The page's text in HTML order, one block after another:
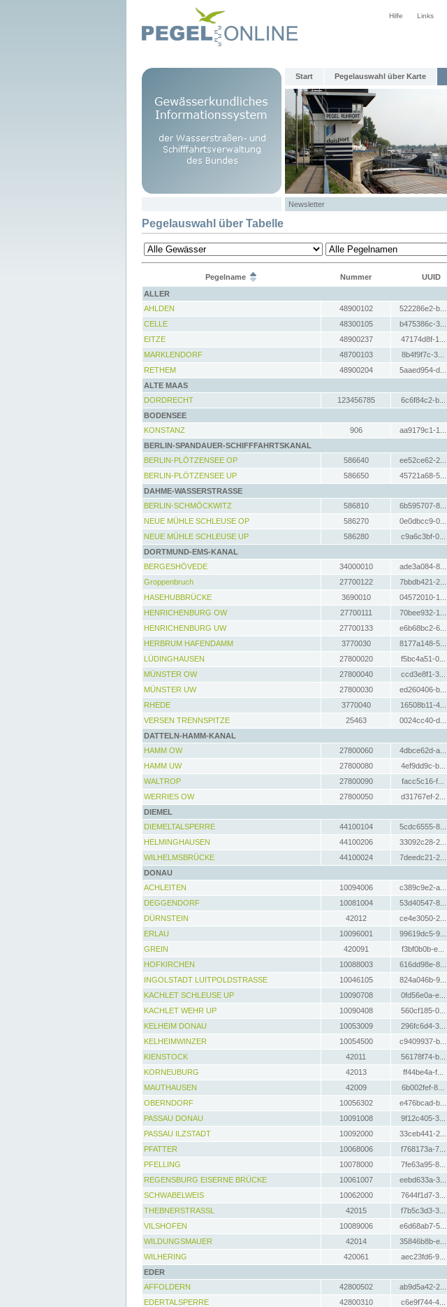
Hilfe Links
Start Pegelauswahl über Karte
Newsletter
Pegelauswahl über Tabelle
Pegelname Nummer UUID
ALLER
AHLDEN
48900102 522286e2-b...
CELLE
48300105 b475386c-3...
EITZE
48900237 47174d8f-1...
MARKLENDORF
48700103 8b4f9f7c-3...
RETHEM
48900204 5aaed954-d...
ALTE MAAS
DORDRECHT
123456785 6c6f84c2-b...
BODENSEE
KONSTANZ
906 aa9179c1-1...
BERLIN-SPANDAUER-SCHIFFFAHRTSKANAL
BERLIN-PLÖTZENSEE OP
586640 ee52ce62-2...
BERLIN-PLÖTZENSEE UP
586650 45721a68-5...
DAHME-WASSERSTRASSE
BERLIN-SCHMÖCKWITZ
586810 6b595707-8...
NEUE MÜHLE SCHLEUSE OP
586270 0e0dbcc9-0...
NEUE MÜHLE SCHLEUSE UP
586280 c9a6c3bf-0...
DORTMUND-EMS-KANAL
BERGESHÖVEDE
34000010 ade3a084-8...
Groppenbruch
27700122 7bbdb421-2...
HASEHUBBRÜCKE
3690010 04572010-1...
HENRICHENBURG OW
27700111 70bee932-1...
HENRICHENBURG UW
27700133 e6b68bc2-6...
HERBRUM HAFENDAMM
3770030 8177a148-5...
LÜDINGHAUSEN
27800020 f5bc4a51-0...
MÜNSTER OW
27800040 ccd3e8f1-3...
MÜNSTER UW
27800030 ed260406-b...
RHEDE
3770040 16508b11-4...
VERSEN TRENNSPITZE
25463 0024cc40-d...
DATTELN-HAMM-KANAL
HAMM OW
27800060 4dbce62d-a...
HAMM UW
27800080 4ef9dd9c-b...
WALTROP
27800090 facc5c16-f...
WERRIES OW
27800050 d31767ef-2...
DIEMEL
DIEMELTALSPERRE
44100104 5cdc6555-8...
HELMINGHAUSEN
44100206 33092c28-2...
WILHELMSBRÜCKE
44100024 7deedc21-2...
DONAU
ACHLEITEN
10094006 c389c9e2-a...
DEGGENDORF
10081004 53d40547-8...
DÜRNSTEIN
42012 ce4e3050-2...
ERLAU
10096001 99619dc5-9...
GREIN
420091 f3bf0b0b-e...
HOFKIRCHEN
10088003 616dd98e-8...
INGOLSTADT LUITPOLDSTRASSE
10046105 824a046b-9...
KACHLET SCHLEUSE UP
10090708 0fd56e0a-e...
KACHLET WEHR UP
10090408 560cf185-0...
KELHEIM DONAU
10053009 296fc6d4-3...
KELHEIMWINZER
10054500 c9409937-b...
KIENSTOCK
42011 56178f74-b...
KORNEUBURG
42013 ff44be4a-f...
MAUTHAUSEN
42009 6b002fef-8...
OBERNDORF
10056302 e476bcad-b...
PASSAU DONAU
10091008 9f12c405-3...
PASSAU ILZSTADT
10092000 33ceb441-2...
PFATTER
10068006 f768173a-7...
PFELLING
10078000 7fe63a95-8...
REGENSBURG EISERNE BRÜCKE
10061007 eebd633a-3...
SCHWABELWEIS
10062000 7644f1d7-3...
THEBNERSTRASSL
42015 f7b5c3d3-3...
VILSHOFEN
10089006 e6d68ab7-5...
WILDUNGSMAUER
42014 35846b8b-e...
WILHERING
420061 aec23fd6-9...
EDER
AFFOLDERN
42800502 ab9d5a42-2...
EDERTALSPERRE
42800310 c6e9f744-4...